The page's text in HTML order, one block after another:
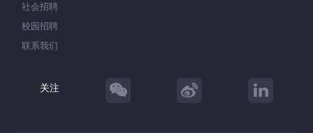
社会招聘
校园招聘
联系我们
关注